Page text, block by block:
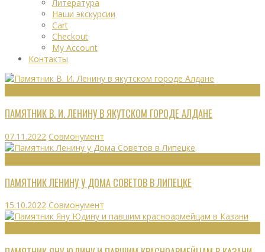
Литература
Наши экскурсии
Cart
Checkout
My Account
Контакты
ПАМЯТНИК В. И. ЛЕНИНУ В ЯКУТСКОМ ГОРОДЕ АЛДАНЕ
07.11.2022 Совмонумент
ПАМЯТНИК ЛЕНИНУ У ДОМА СОВЕТОВ В ЛИПЕЦКЕ
15.10.2022 Совмонумент